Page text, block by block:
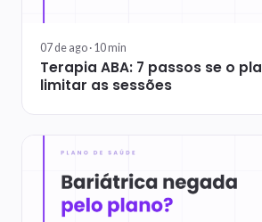
07 de ago · 10min
Terapia ABA: 7 passos se o
limitar as sessões